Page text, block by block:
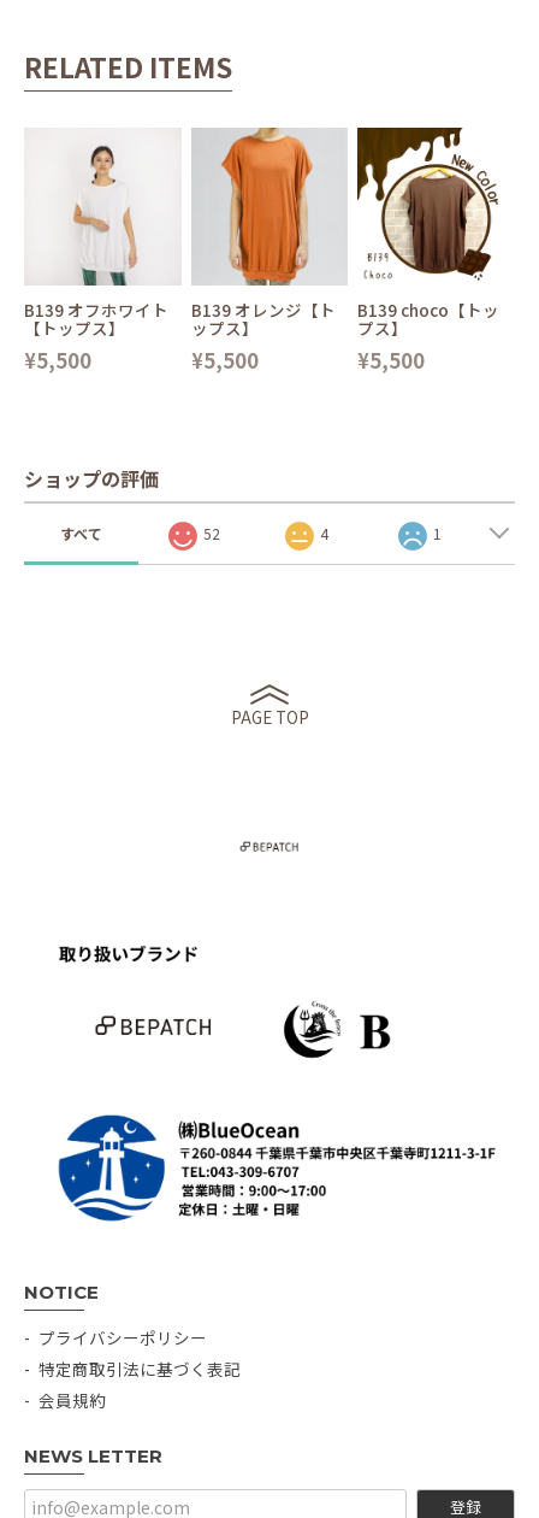
RELATED ITEMS
B139 オフホワイト
【トップス】
¥5,500
B139 オレンジ【ト
ップス】
¥5,500
B139 choco【トッ
プス】
¥5,500
ショップの評価
すべて 52 4 1
PAGE TOP
NOTICE
プライバシーポリシー
特定商取引法に基づく表記
会員規約
NEWS LETTER
登録